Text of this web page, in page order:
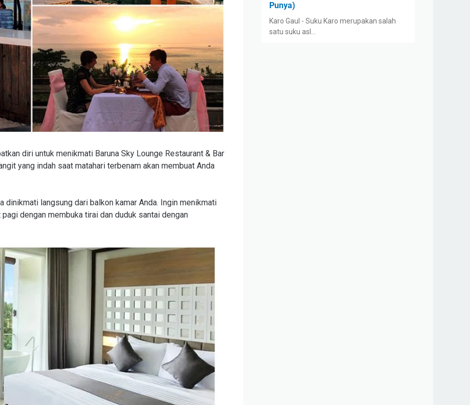
diri untuk menikmati Baruna Sky Lounge Restaurant & Bar
yang indah saat matahari terbenam akan membuat Anda
dinikmati langsung dari balkon kamar Anda. Ingin menikmati
dengan membuka tirai dan duduk santai dengan
Punya)
Karo Gaul - Suku Karo merupakan salah
satu suku asl…